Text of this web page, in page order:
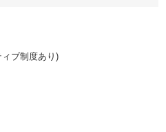
ブ制度あり)